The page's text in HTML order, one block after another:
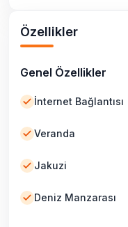
Özellikler
Genel Özellikler
İnternet Bağlantısı
Veranda
Jakuzi
Deniz Manzarası